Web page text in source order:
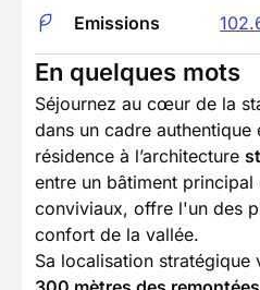
Emissions
En quelques mots
Séjournez au cœur de la
dans un cadre authentique
résidence à l’architecture
entre un bâtiment principal
conviviaux, offre l'un des
confort de la vallée.
Sa localisation stratégique